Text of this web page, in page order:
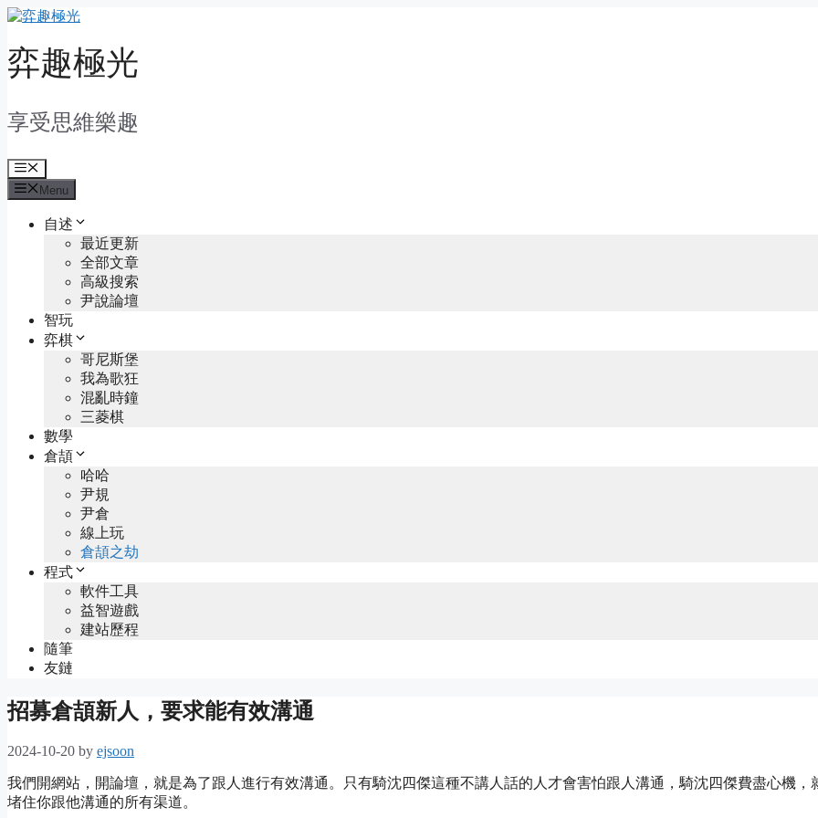
Skip
content
弈趣極光
享受思維樂趣
Menu
Menu
自述
最近更新
全部文章
高級搜索
尹說論壇
智玩
弈棋
哥尼斯堡
我為歌狂
混亂時鐘
三菱棋
數學
倉頡
哈哈
尹規
尹倉
線上玩
倉頡之劫
程式
軟件工具
益智遊戲
建站歷程
隨筆
友鏈
招募倉頡新人，要求能有效溝通
2024-10-20 by ejsoon
我們開網站，開論壇，就是為了跟人進行有效溝通。只有騎沈四傑這種不講人話的人才會害怕跟人溝通，騎沈四傑費盡心機，
堵住你跟他溝通的所有渠道。